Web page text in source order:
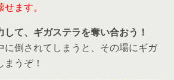
ます。
して、ギガステラを奪い合おう！
に倒されてしまうと、その場にギガ
うぞ！